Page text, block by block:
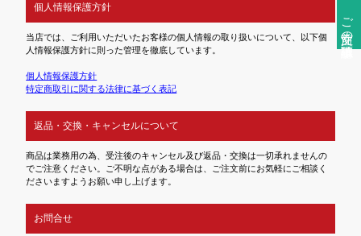
ご注文前の確認事項
個人情報保護方針
当店では、ご利用いただいたお客様の個人情報の取り扱いについて、以下個
人情報保護方針に則った管理を徹底しています。
個人情報保護方針
特定商取引に関する法律に基づく表記
返品・交換・キャンセルについて
商品は業務用の為、受注後のキャンセル及び返品・交換は一切承れませんの
でご注意ください。ご不明な点がある場合は、ご注文前にお気軽にご相談く
ださいますようお願い申し上げます。
お問合せ